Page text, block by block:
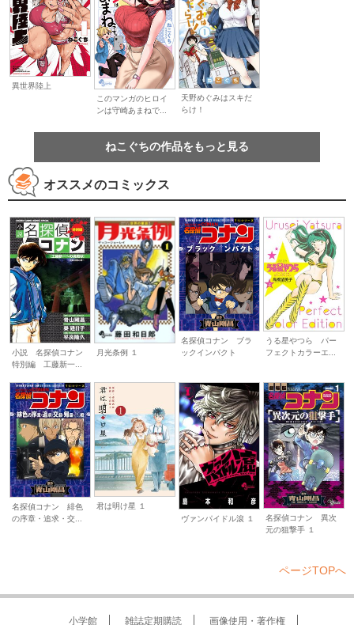
異世界陸上
このマンガのヒロイ
ンは守崎あまねで...
天野めぐみはスキだ
らけ！
ねこぐちの作品をもっと見る
オススメのコミックス
小説 名探偵コナン
特別編 工藤新一...
月光条例 １
名探偵コナン ブラ
ックインパクト
うる星やつら パー
フェクトカラーエ...
名探偵コナン 緋色
の序章・追求・交...
君は明け星 １
ヴァンパイドル滾 １
名探偵コナン 異次
元の狙撃手 １
ページTOPへ
小学館 雑誌定期購読 画像使用・著作権